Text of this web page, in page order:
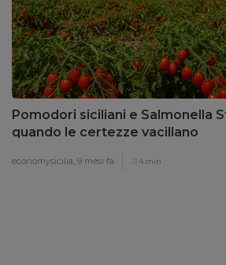
Pomodori siciliani e Salmonella
quando le certezze vacillano
economysicilia, 9 mesi fa 4 min